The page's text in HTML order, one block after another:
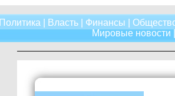
Политика Власть Финансы
Мировые новости